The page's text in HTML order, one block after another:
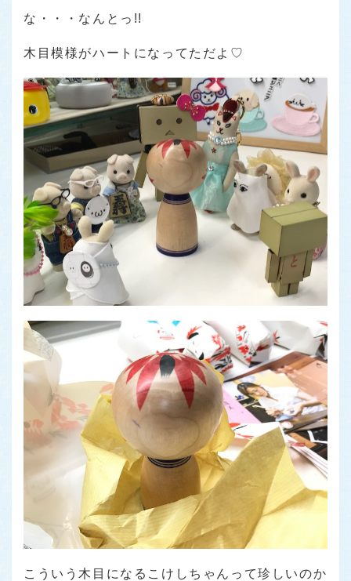
な・・・なんとっ!!
木目模様がハートになってただよ♡
こういう木目になるこけしちゃんって珍しいのか